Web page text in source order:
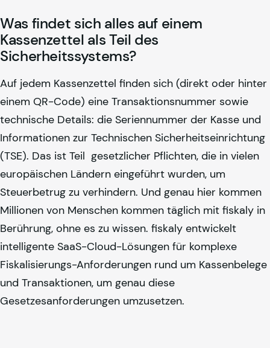
Was findet sich alles auf einem
Kassenzettel als Teil des
Sicherheitssystems?
Auf jedem Kassenzettel finden sich (direkt oder hinter
einem QR-Code) eine Transaktionsnummer sowie
technische Details: die Seriennummer der Kasse und
Informationen zur Technischen Sicherheitseinrichtung
(TSE). Das ist Teil gesetzlicher Pflichten, die in vielen
europäischen Ländern eingeführt wurden, um
Steuerbetrug zu verhindern. Und genau hier kommen
Millionen von Menschen kommen täglich mit fiskaly in
Berührung, ohne es zu wissen. fiskaly entwickelt
intelligente SaaS-Cloud-Lösungen für komplexe
Fiskalisierungs-Anforderungen rund um Kassenbelege
und Transaktionen, um genau diese
Gesetzesanforderungen umzusetzen.